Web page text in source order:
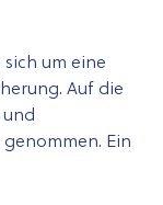
um eine
Auf die
Ein